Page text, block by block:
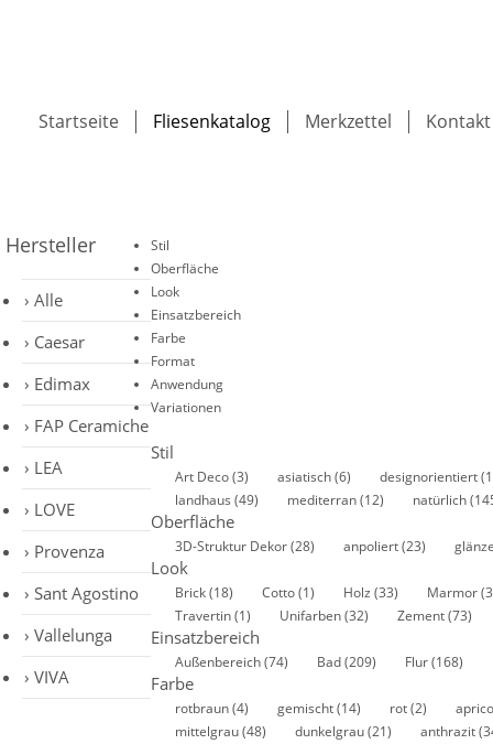
Startseite Fliesenkatalog Merkzettel Kontakt
Hersteller
Alle
Caesar
Edimax
FAP Ceramiche
LEA
LOVE
Provenza
Sant Agostino
Vallelunga
VIVA
Stil
Oberfläche
Look
Einsatzbereich
Farbe
Format
Anwendung
Variationen
Stil
Art Deco(3) asiatisch(6) designorientiert
landhaus (49) mediterran(12) natürlich
Oberfläche
3D-Struktur Dekor(28) anpoliert(23)
Look
Brick(18) Cotto(1) Holz (33) Marmor
Travertin(1) Unifarben(32) Zement(73)
Einsatzbereich
Außenbereich(74) Bad(209) Flur(168)
Farbe
rotbraun(4) gemischt(14) rot(2)
mittelgrau(48) dunkelgrau(21) anthrazit